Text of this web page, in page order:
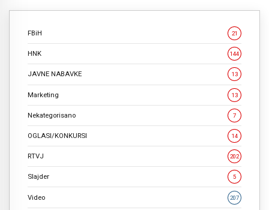
FBiH 21
HNK 144
JAVNE NABAVKE 13
Marketing 13
Nekategorisano 7
OGLASI/KONKURSI 14
RTVJ 202
Slajder 5
Video 207